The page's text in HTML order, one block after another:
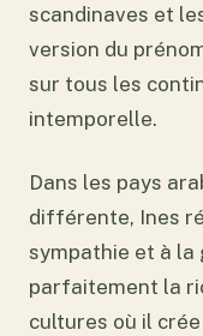
scandinaves et
version du
sur tous les
intemporelle.
Dans les pays
différente, Ines
sympathie et à la
parfaitement la
cultures où il